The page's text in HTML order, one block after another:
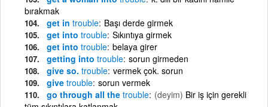
bırakmak
get in trouble Başı derde girmek
get into trouble Sıkıntıya girmek
get into trouble belaya girer
getting into trouble sorun girmeden
give so. trouble vermek çok. sorun
give trouble sorun vermek
go through all the trouble (deyim) Bir iş için gerekli